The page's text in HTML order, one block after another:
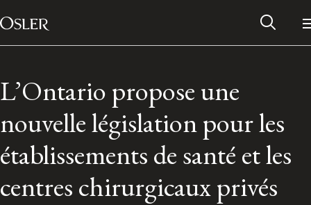
Passer au contenu
Main Navigation
L’Ontario propose une
nouvelle législation pour les
établissements de santé et les
centres chirurgicaux privés